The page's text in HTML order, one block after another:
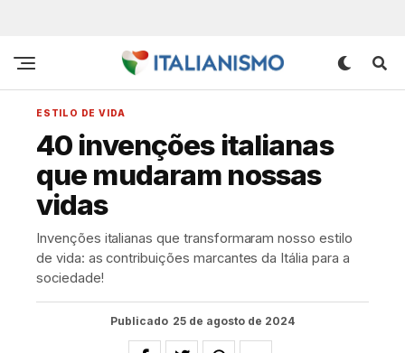
ESTILO DE VIDA
40 invenções italianas
que mudaram nossas
vidas
Invenções italianas que transformaram nosso estilo
de vida: as contribuições marcantes da Itália para a
sociedade!
Publicado 25 de agosto de 2024